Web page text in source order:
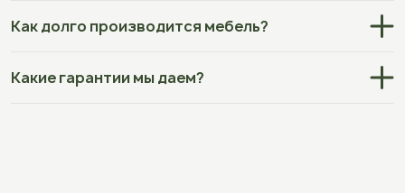
Как долго производится мебель?
Какие гарантии мы даем?